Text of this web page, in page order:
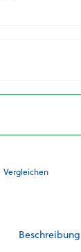
Vergleichen
Beschreibung